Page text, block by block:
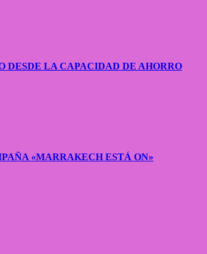
DESDE LA CAPACIDAD DE AHORRO
«MARRAKECH ESTÁ ON»